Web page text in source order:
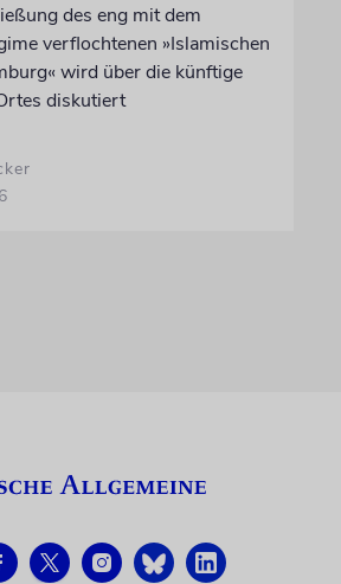
des eng mit dem
verflochtenen »Islamischen
wird über die künftige
diskutiert